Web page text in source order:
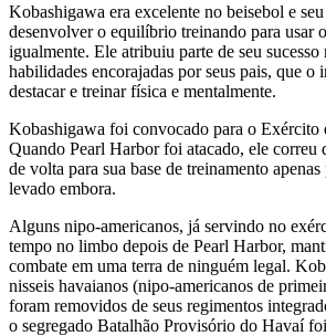
Kobashigawa era excelente no beisebol e
desenvolver o equilíbrio treinando para usar
igualmente. Ele atribuiu parte de seu
habilidades encorajadas por seus pais, que o
destacar e treinar física e mentalmente.
Kobashigawa foi convocado para o Exército
Quando Pearl Harbor foi atacado, ele correu
de volta para sua base de treinamento
levado embora.
Alguns nipo-americanos, já servindo no
tempo no limbo depois de Pearl Harbor,
combate em uma terra de ninguém legal.
nisseis havaianos (nipo-americanos de
foram removidos de seus regimentos
o segregado Batalhão Provisório do Havaí